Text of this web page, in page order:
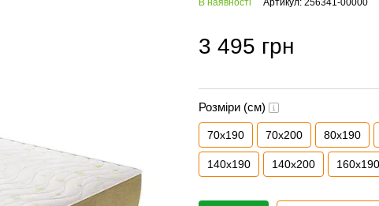
В наявності Артикул: 256341-00000
3 495 грн
Розміри (см)
70x190 70х200 80x190
140x190 140x200 160x190